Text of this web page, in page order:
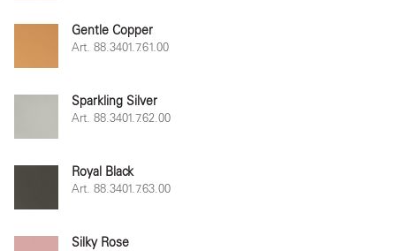
Gentle Copper
Art. 88.3401.7.61.00
Sparkling Silver
Art. 88.3401.7.62.00
Royal Black
Art. 88.3401.7.63.00
Silky Rose